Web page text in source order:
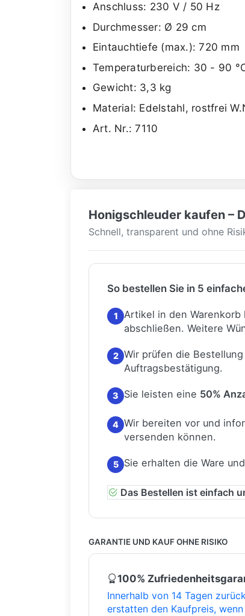
Anschluss: 230 V / 50 Hz
Durchmesser: Ø 29 cm
Eintauchtiefe (max.): 720 mm
Temperaturbereich: 30 - 90
Gewicht: 3,3 kg
Material: Edelstahl, rostfrei
Art. Nr.: 7110
Honigschleuder kaufen –
Schnell, transparent und ohne
So bestellen Sie in 5
1
Artikel in den
abschließen. Weitere
2 Wir prüfen die
Auftragsbestätigung.
3 Sie leisten eine 50%
4 Wir bereiten vor und
versenden können.
5 Sie erhalten die Ware
Das Bestellen ist einfach
GARANTIE UND KAUF OHNE RISIKO
100%
Innerhalb von 14 Tagen
erstatten den Kaufpreis,